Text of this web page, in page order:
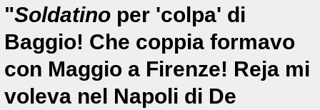
"Soldatino per 'colpa' di
Baggio! Che coppia formavo
con Maggio a Firenze! Reja mi
voleva nel Napoli di De